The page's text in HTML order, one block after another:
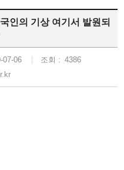
인의 기상 여기서 발원되
07-06 조회 : 4386